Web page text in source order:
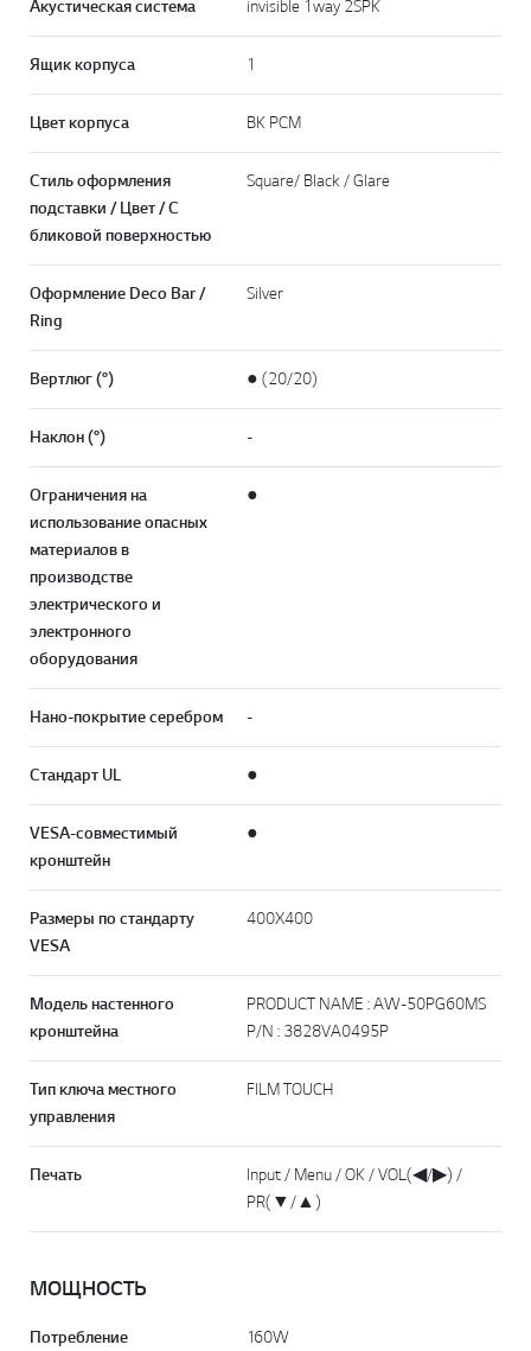
Акустическая система invisible 1way 2SPK
Ящик корпуса 1
Цвет корпуса BK PCM
Стиль оформления
подставки / Цвет / С
бликовой поверхностью
Square/ Black / Glare
Оформление Deco Bar /
Ring
Silver
Вертлюг (°) ● (20/20)
Наклон (°) -
Ограничения на
использование опасных
материалов в
производстве
электрического и
электронного
оборудования
●
Нано-покрытие серебром -
Стандарт UL ●
VESA-совместимый
кронштейн
●
Размеры по стандарту
VESA
400X400
Модель настенного
кронштейна
PRODUCT NAME : AW-50PG60MS
P/N : 3828VA0495P
Тип ключа местного
управления
FILM TOUCH
Печать
Input / Menu / OK / VOL(◀/▶) /
PR(▼/▲)
МОЩНОСТЬ
Потребление
160W